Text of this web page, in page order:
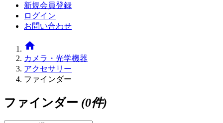
新規会員登録
ログイン
お問い合わせ
home
カメラ・光学機器
アクセサリー
ファインダー
ファインダー (0件)